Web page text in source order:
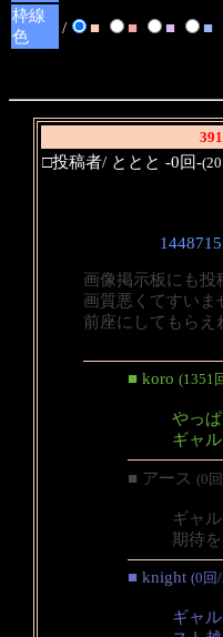
枠線
色
/ ■ ■ ■ ■
□投稿者/ ととと -0回-
画像掲示板にも投
画質悪くてすいま
前座にしてもらえ
■ koro (1351
やっ
ギャ
■ アース (0
ギャ
期待
■ knight (0回
ギャ